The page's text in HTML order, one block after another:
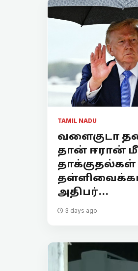
TAMIL NADU
வளைகுடா
தான் ஈரான்
தாக்குதல்கள்
அதிபர்...
3 days ago